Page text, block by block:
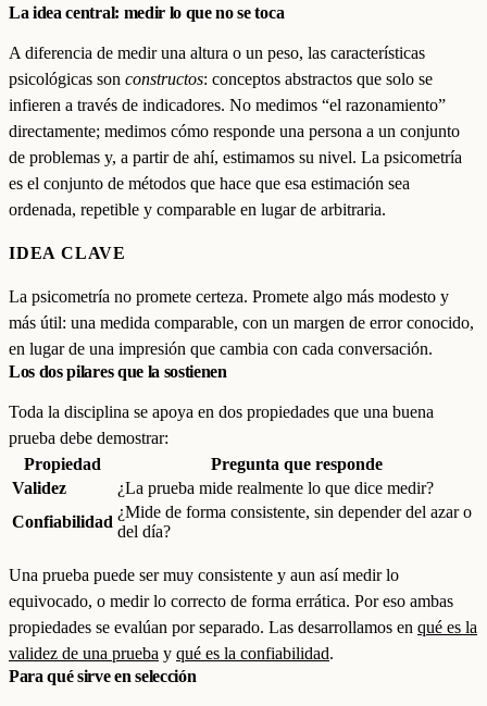
La idea central: medir lo que no se toca
A diferencia de medir una altura o un peso, las características
psicológicas son constructos: conceptos abstractos que solo se
infieren a través de indicadores. No medimos “el razonamiento”
directamente; medimos cómo responde una persona a un conjunto
de problemas y, a partir de ahí, estimamos su nivel. La psicometría
es el conjunto de métodos que hace que esa estimación sea
ordenada, repetible y comparable en lugar de arbitraria.
IDEA CLAVE
La psicometría no promete certeza. Promete algo más modesto y
más útil: una medida comparable, con un margen de error conocido,
en lugar de una impresión que cambia con cada conversación.
Los dos pilares que la sostienen
Toda la disciplina se apoya en dos propiedades que una buena
prueba debe demostrar:
Propiedad
Pregunta que responde
Validez
¿La prueba mide realmente lo que dice medir?
Confiabilidad
¿Mide de forma consistente, sin depender del azar o
del día?
Una prueba puede ser muy consistente y aun así medir lo
equivocado, o medir lo correcto de forma errática. Por eso ambas
propiedades se evalúan por separado. Las desarrollamos en qué es la
validez de una prueba y qué es la confiabilidad.
Para qué sirve en selección